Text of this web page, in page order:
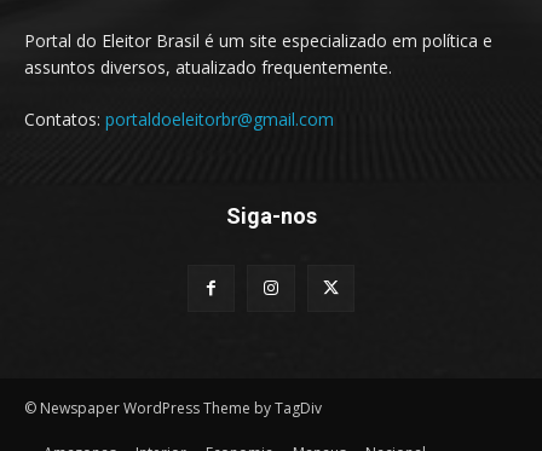
Portal do Eleitor Brasil é um site especializado em política e
assuntos diversos, atualizado frequentemente.
Contatos: portaldoeleitorbr@gmail.com
Siga-nos
© Newspaper WordPress Theme by TagDiv